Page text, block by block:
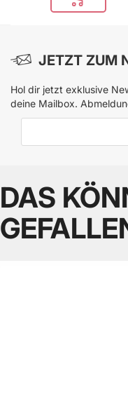
In den
JETZT ZUM
Hol dir jetzt exklusive
deine Mailbox.
DAS